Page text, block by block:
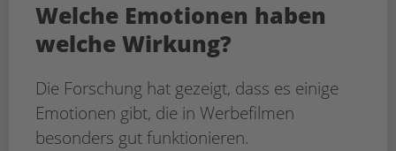
Welche Emotionen haben
welche Wirkung?
Die Forschung hat gezeigt, dass es einige
Emotionen gibt, die in Werbefilmen
besonders gut funktionieren.